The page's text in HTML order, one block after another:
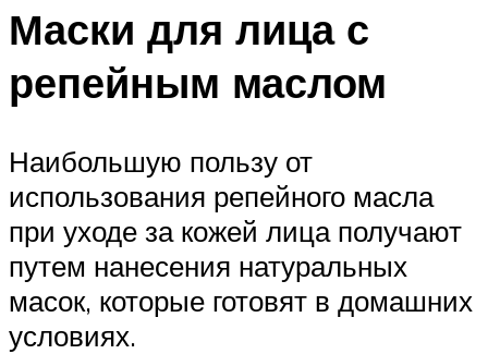
Маски для лица с
репейным маслом
Наибольшую пользу от
использования репейного масла
при уходе за кожей лица получают
путем нанесения натуральных
масок, которые готовят в домашних
условиях.